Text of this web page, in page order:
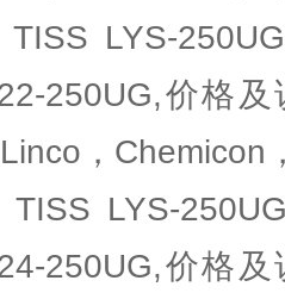
TISS LYS-
250UG,价格
，Chemicon
TISS LYS-
250UG,价格